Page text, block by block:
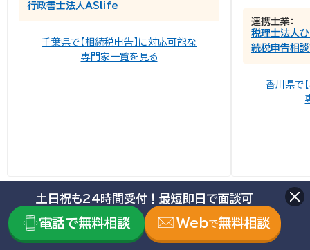
行政書士法人ASlife
千葉県で【相続税申告】に対応可能な
専門家一覧を見る
連携士業：
税理士法人ひ
続税申告相談
香川県で
相談事例一覧
土日祝も24時間受付！最短即日で面談可
電話で無料相談 Webで無料相談